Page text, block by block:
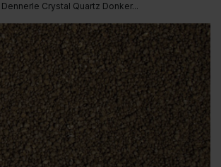
Dennerle Crystal Quartz Donker...